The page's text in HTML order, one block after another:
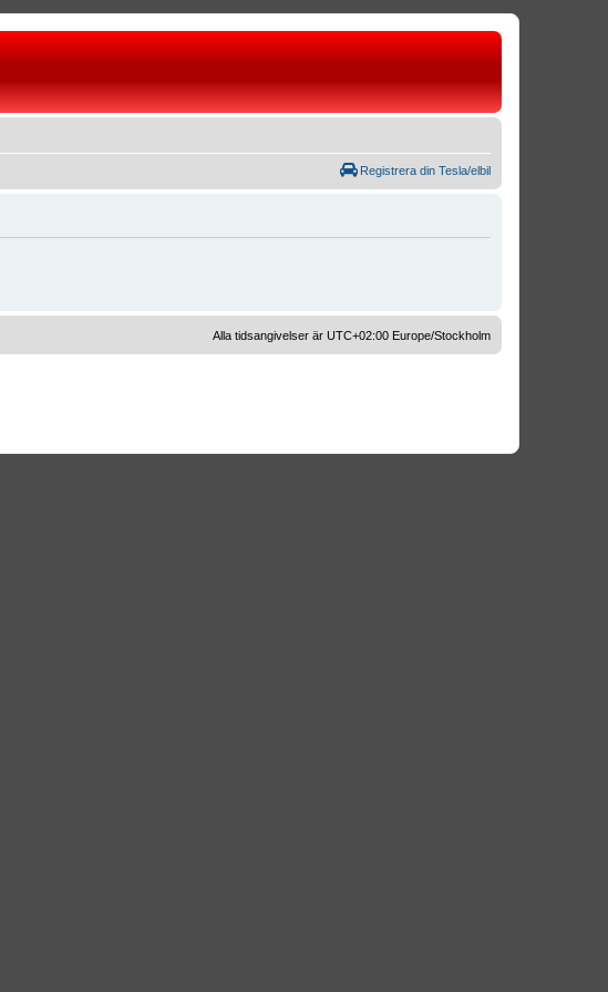
Registrera din Tesla/elbil
Alla tidsangivelser är UTC+02:00 Europe/Stockholm